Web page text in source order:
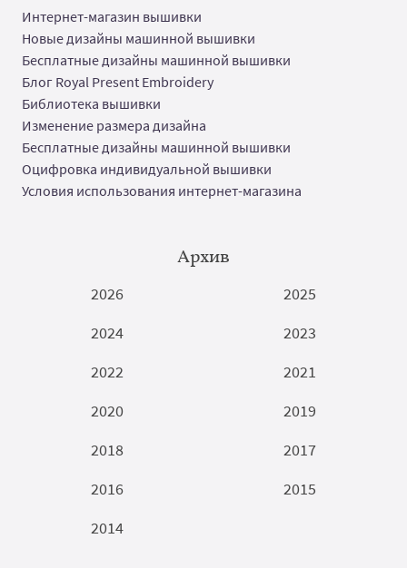
Интернет-магазин вышивки
Новые дизайны машинной вышивки
Бесплатные дизайны машинной вышивки
Блог Royal Present Embroidery
Библиотека вышивки
Изменение размера дизайна
Бесплатные дизайны машинной вышивки
Оцифровка индивидуальной вышивки
Условия использования интернет-магазина
Архив
2026
2025
2024
2023
2022
2021
2020
2019
2018
2017
2016
2015
2014